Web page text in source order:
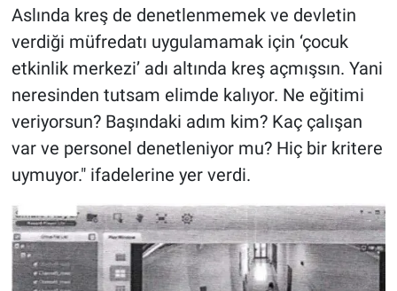
Aslında kreş de denetlenmemek ve devletin
verdiği müfredatı uygulamamak için ‘çocuk
etkinlik merkezi’ adı altında kreş açmışsın. Yani
neresinden tutsam elimde kalıyor. Ne eğitimi
veriyorsun? Başındaki adım kim? Kaç çalışan
var ve personel denetleniyor mu? Hiç bir kritere
uymuyor." ifadelerine yer verdi.